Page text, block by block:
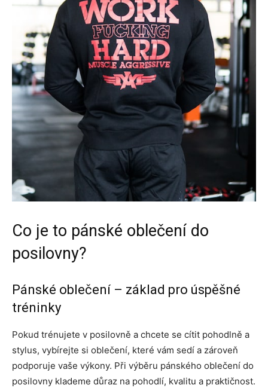
Co je to pánské oblečení do
posilovny?
Pánské oblečení – základ pro úspěšné
tréninky
Pokud trénujete v posilovně a chcete se cítit pohodlně a
stylus, vybírejte si oblečení, které vám sedí a zároveň
podporuje vaše výkony. Při výběru pánského oblečení do
posilovny klademe důraz na pohodlí, kvalitu a praktičnost.